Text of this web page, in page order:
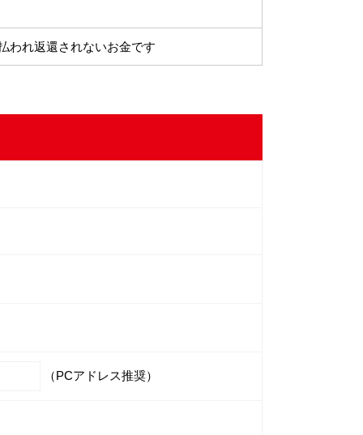
われ返還されないお金です
（PCアドレス推奨）